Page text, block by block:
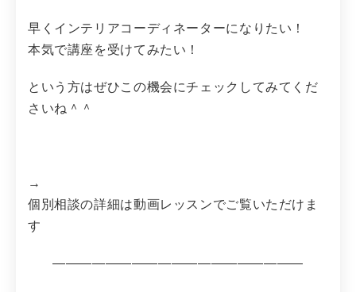
早くインテリアコーディネーターになりたい！
本気で講座を受けてみたい！
という方はぜひこの機会にチェックしてみてくだ
さいね＾＾
→
個別相談の詳細は動画レッスンでご覧いただけま
す
―――――――――――――――――――